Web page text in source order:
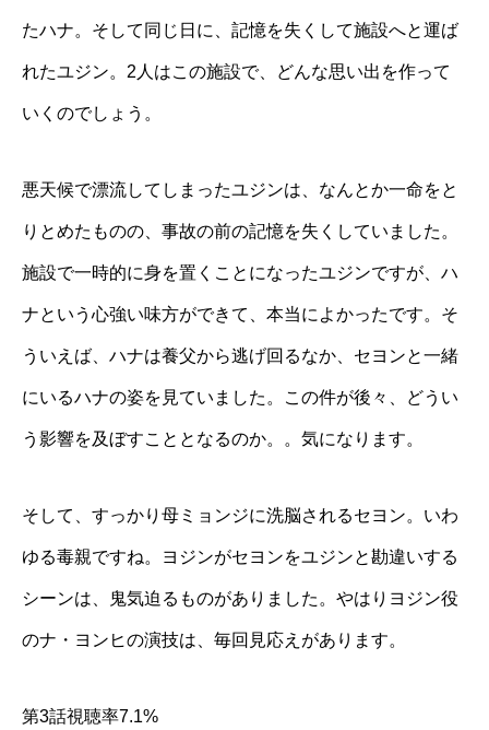
たハナ。そして同じ日に、記憶を失くして施設へと運ば
れたユジン。2人はこの施設で、どんな思い出を作って
いくのでしょう。
悪天候で漂流してしまったユジンは、なんとか一命をと
りとめたものの、事故の前の記憶を失くしていました。
施設で一時的に身を置くことになったユジンですが、ハ
ナという心強い味方ができて、本当によかったです。そ
ういえば、ハナは養父から逃げ回るなか、セヨンと一緒
にいるハナの姿を見ていました。この件が後々、どうい
う影響を及ぼすこととなるのか。。気になります。
そして、すっかり母ミョンジに洗脳されるセヨン。いわ
ゆる毒親ですね。ヨジンがセヨンをユジンと勘違いする
シーンは、鬼気迫るものがありました。やはりヨジン役
のナ・ヨンヒの演技は、毎回見応えがあります。
第3話視聴率7.1%